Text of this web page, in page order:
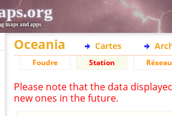
maps and apps
Oceania Cartes
Foudre Station Réseau
Please note that the data
new ones in the future.